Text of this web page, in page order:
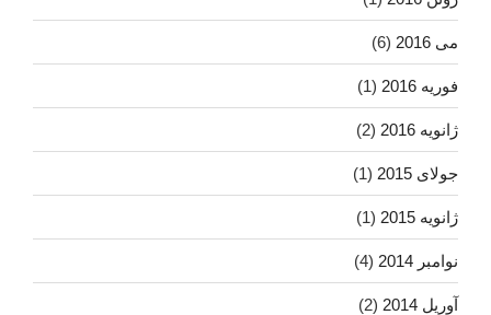
می 2016 (6)
فوریه 2016 (1)
ژانویه 2016 (2)
جولای 2015 (1)
ژانویه 2015 (1)
نوامبر 2014 (4)
آوریل 2014 (2)